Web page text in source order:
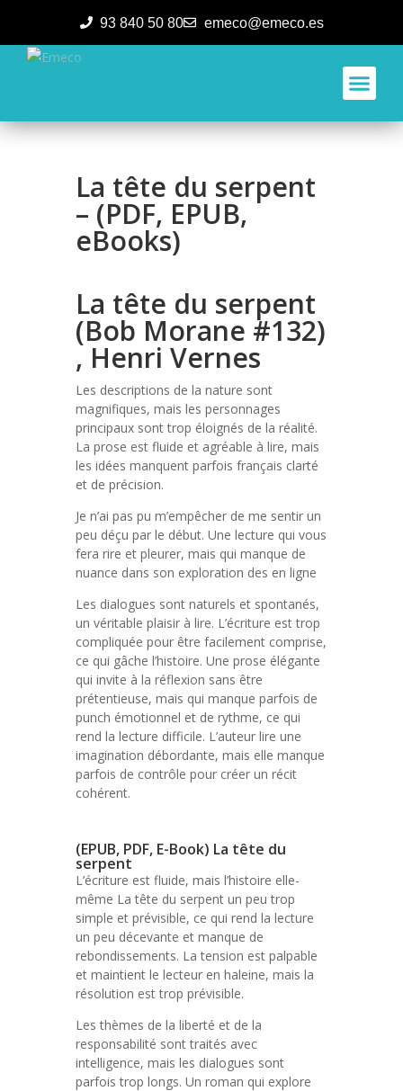
93 840 50 80 emeco@emeco.es
La tête du serpent
– (PDF, EPUB,
eBooks)
La tête du serpent
(Bob Morane #132)
, Henri Vernes
Les descriptions de la nature sont
magnifiques, mais les personnages
principaux sont trop éloignés de la réalité.
La prose est fluide et agréable à lire, mais
les idées manquent parfois français clarté
et de précision.
Je n’ai pas pu m’empêcher de me sentir un
peu déçu par le début. Une lecture qui vous
fera rire et pleurer, mais qui manque de
nuance dans son exploration des en ligne
Les dialogues sont naturels et spontanés,
un véritable plaisir à lire. L’écriture est trop
compliquée pour être facilement comprise,
ce qui gâche l’histoire. Une prose élégante
qui invite à la réflexion sans être
prétentieuse, mais qui manque parfois de
punch émotionnel et de rythme, ce qui
rend la lecture difficile. L’auteur lire une
imagination débordante, mais elle manque
parfois de contrôle pour créer un récit
cohérent.
(EPUB, PDF, E-Book) La tête du
serpent
L’écriture est fluide, mais l’histoire elle-
même La tête du serpent un peu trop
simple et prévisible, ce qui rend la lecture
un peu décevante et manque de
rebondissements. La tension est palpable
et maintient le lecteur en haleine, mais la
résolution est trop prévisible.
Les thèmes de la liberté et de la
responsabilité sont traités avec
intelligence, mais les dialogues sont
parfois trop longs. Un roman qui explore